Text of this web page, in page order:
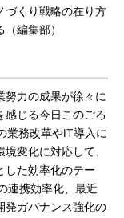
づくり戦略の在り方
編集部）
力の成果が徐々に
感じる今日このごろ
業務改革やIT導入に
変化に対応して、
した効率化のテー
連携効率化、最近
発ガバナンス強化の